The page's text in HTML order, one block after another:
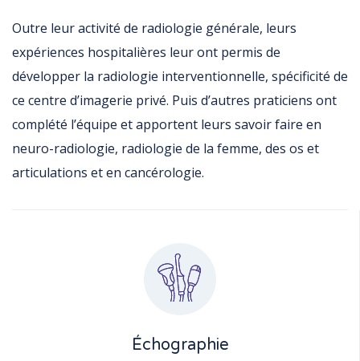
Outre leur activité de radiologie générale, leurs
expériences hospitalières leur ont permis de
développer la radiologie interventionnelle, spécificité de
ce centre d’imagerie privé. Puis d’autres praticiens ont
complété l’équipe et apportent leurs savoir faire en
neuro-radiologie, radiologie de la femme, des os et
articulations et en cancérologie.
Échographie